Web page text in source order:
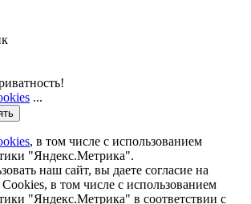
...
, в том числе с использованием
"Яндекс.Метрика".
наш сайт, вы даете согласие на
в том числе с использованием
"Яндекс.Метрика" в соответствии с